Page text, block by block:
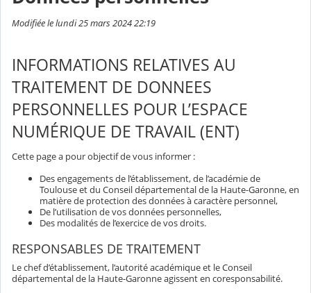
Modifiée le lundi 25 mars 2024 22:19
INFORMATIONS RELATIVES AU
TRAITEMENT DE DONNEES
PERSONNELLES POUR L’ESPACE
NUMÉRIQUE DE TRAVAIL (ENT)
Cette page a pour objectif de vous informer :
Des engagements de l’établissement, de l’académie de
Toulouse et du Conseil départemental de la Haute-Garonne, en
matière de protection des données à caractère personnel,
De l’utilisation de vos données personnelles,
Des modalités de l’exercice de vos droits.
RESPONSABLES DE TRAITEMENT
Le chef d’établissement, l’autorité académique et le Conseil
départemental de la Haute-Garonne agissent en coresponsabilité.